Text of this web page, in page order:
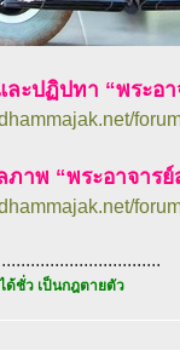
ละปฏิปทา “พระ
ภาพ “พระอาจา
ด้ชั่ว เป็นกฎตายตัว